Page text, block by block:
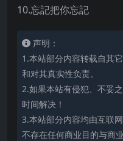
10.忘記把你忘記
声明：
1.本站部分内容转载自其
和对其真实性负责。
2.如果本站有侵犯、不妥
时间解决！
3.本站部分内容均由互联
不存在任何商业目的与商业